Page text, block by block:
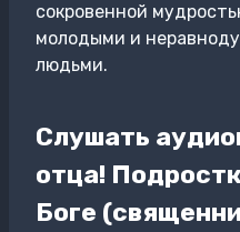
сокровенной
молодыми и
людьми.
Слушать
отца!
Боге